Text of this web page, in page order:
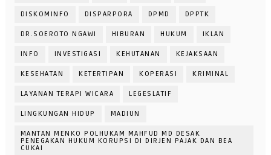
DISKOMINFO DISPARPORA DPMD DPPTK
DR.SOEROTO NGAWI HIBURAN HUKUM IKLAN
INFO INVESTIGASI KEHUTANAN KEJAKSAAN
KESEHATAN KETERTIPAN KOPERASI KRIMINAL
LAYANAN TERAPI WICARA LEGESLATIF
LINGKUNGAN HIDUP MADIUN
MANTAN MENKO POLHUKAM MAHFUD MD DESAK
PENEGAKAN HUKUM KORUPSI DI DIRJEN PAJAK DAN BEA
CUKAI